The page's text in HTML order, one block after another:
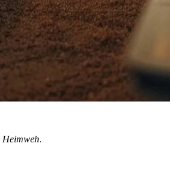
Heimweh.